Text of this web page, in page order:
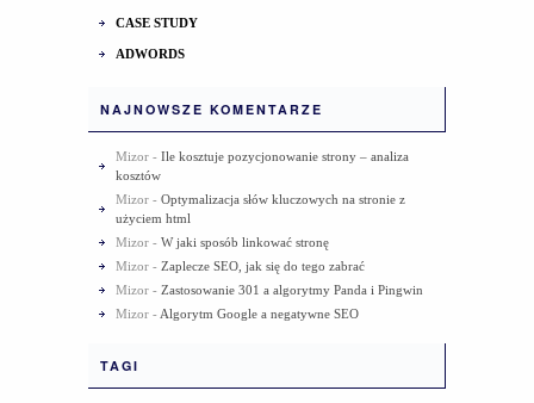
CASE STUDY
ADWORDS
NAJNOWSZE KOMENTARZE
Mizor - Ile kosztuje pozycjonowanie strony – analiza
kosztów
Mizor - Optymalizacja słów kluczowych na stronie z
użyciem html
Mizor - W jaki sposób linkować stronę
Mizor - Zaplecze SEO, jak się do tego zabrać
Mizor - Zastosowanie 301 a algorytmy Panda i Pingwin
Mizor - Algorytm Google a negatywne SEO
TAGI